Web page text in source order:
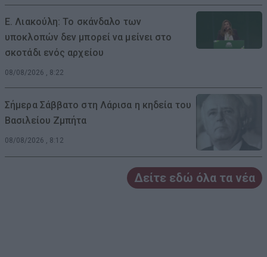
Ε. Λιακούλη: Το σκάνδαλο των
υποκλοπών δεν μπορεί να μείνει στο
σκοτάδι ενός αρχείου
08/08/2026 , 8:22
Σήμερα Σάββατο στη Λάρισα η κηδεία του
Βασιλείου Ζμπήτα
08/08/2026 , 8:12
Δείτε εδώ όλα τα νέα